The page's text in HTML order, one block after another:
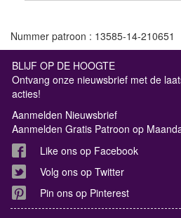
Nummer patroon : 13585-14-210651
BLIJF OP DE HOOGTE
Ontvang onze nieuwsbrief met de
acties!
Aanmelden Nieuwsbrief
Aanmelden Gratis Patroon op
Like ons op Facebook
Volg ons op Twitter
Pin ons op Pinterest